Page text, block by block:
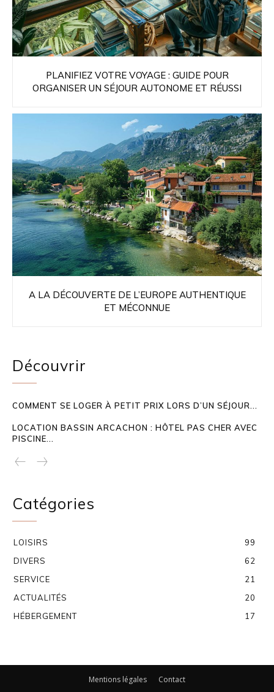
PLANIFIEZ VOTRE VOYAGE : GUIDE POUR
ORGANISER UN SÉJOUR AUTONOME ET RÉUSSI
A LA DÉCOUVERTE DE L’EUROPE AUTHENTIQUE
ET MÉCONNUE
Découvrir
COMMENT SE LOGER À PETIT PRIX LORS D’UN SÉJOUR...
LOCATION BASSIN ARCACHON : HÔTEL PAS CHER AVEC
PISCINE...
Catégories
LOISIRS
99
DIVERS
62
SERVICE
21
ACTUALITÉS
20
HÉBERGEMENT
17
Mentions légales Contact